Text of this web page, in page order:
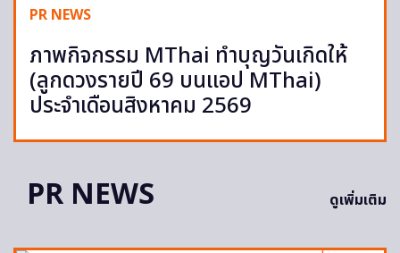
PR NEWS
ภาพกิจกรรม MThai ทำบุญวันเกิดให้
(ลูกดวงรายปี 69 บนแอป MThai)
ประจำเดือนสิงหาคม 2569
PR NEWS ดูเพิ่มเติม